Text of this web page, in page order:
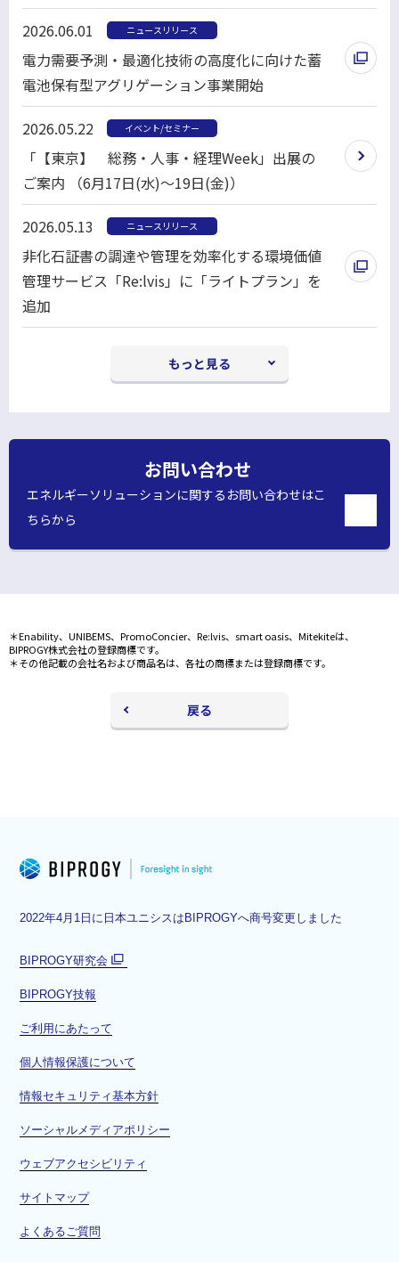
別
ウ
ィ
ン
ド
ウ
で
開
く
2026.06.01 ニュースリリース
電力需要予測・最適化技術の高度化に向けた蓄
電池保有型アグリゲーション事業開始
別
ウ
ィ
ン
ド
ウ
で
開
く
2026.05.22 イベント/セミナー
「【東京】 総務・人事・経理Week」出展の
ご案内 （6月17日(水)～19日(金)）
2026.05.13 ニュースリリース
⾮化⽯証書の調達や管理を効率化する環境価値
管理サービス「Re:lvis」に「ライトプラン」を
追加
別
開
く
もっと見る
お問い合わせ
エネルギーソリューションに関するお問い合わせはこ
ちらから
ウ
で
開
く
＊Enability、UNIBEMS、PromoConcier、Re:lvis、smart oasis、Mitekiteは、
BIPROGY株式会社の登録商標です。
＊その他記載の会社名および商品名は、各社の商標または登録商標です。
戻る
2022年4月1日に日本ユニシスはBIPROGYへ商号変更しました
BIPROGY研究会
ド
で
く
BIPROGY技報
ご利用にあたって
個人情報保護について
情報セキュリティ基本方針
ソーシャルメディアポリシー
ウェブアクセシビリティ
サイトマップ
よくあるご質問